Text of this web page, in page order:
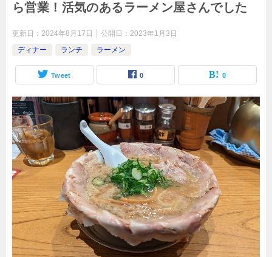
ら営業！活気のあるラーメン屋さんでした
更新日： 2024年8月17日 公開日： 2023年1月3日
ディナー
ランチ ラーメン
Tweet 0 0